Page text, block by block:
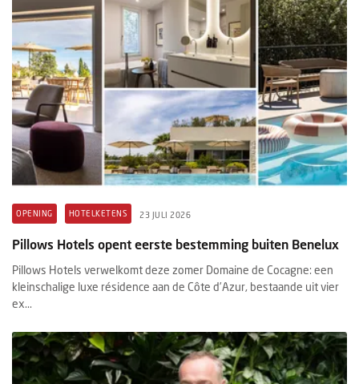
OPENING HOTELKETENS 23 JULI 2026
Pillows Hotels opent eerste bestemming buiten Benelux
Pillows Hotels verwelkomt deze zomer Domaine de Cocagne: een
kleinschalige luxe résidence aan de Côte d’Azur, bestaande uit vier
ex...